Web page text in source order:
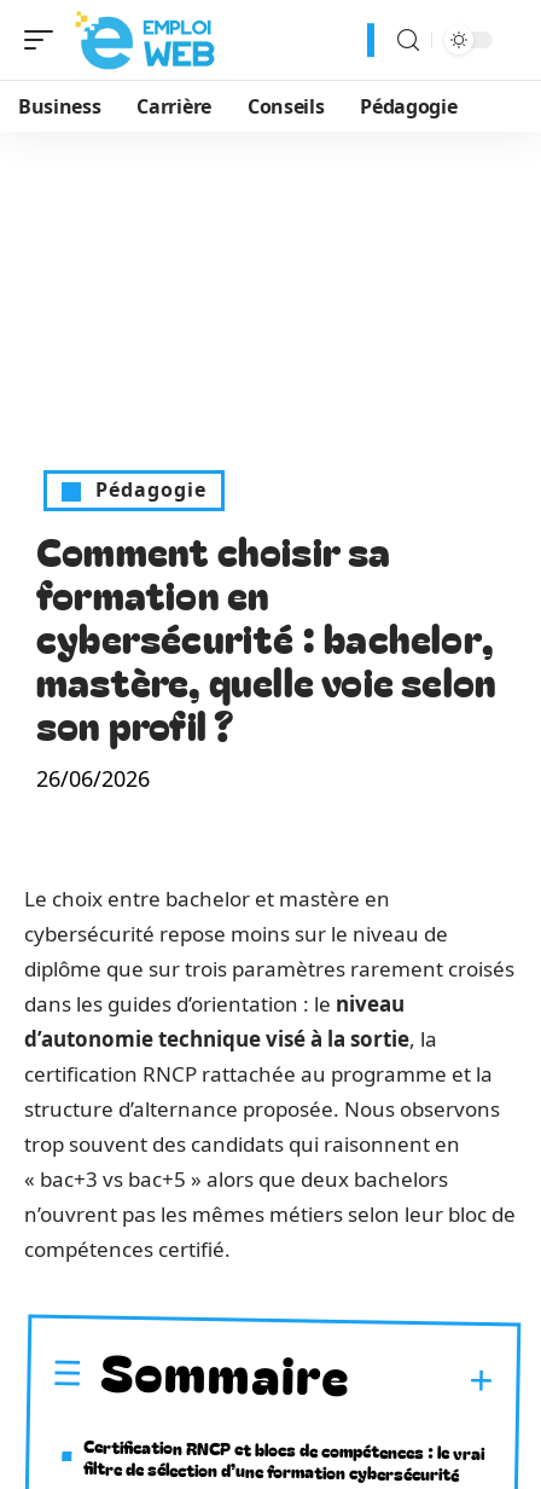
Business Carrière Conseils Pédagogie
Pédagogie
Comment choisir sa
formation en
cybersécurité : bachelor,
mastère, quelle voie selon
son profil ?
26/06/2026
Le choix entre bachelor et mastère en
cybersécurité repose moins sur le niveau de
diplôme que sur trois paramètres rarement croisés
dans les guides d’orientation : le niveau
d’autonomie technique visé à la sortie, la
certification RNCP rattachée au programme et la
structure d’alternance proposée. Nous observons
trop souvent des candidats qui raisonnent en
« bac+3 vs bac+5 » alors que deux bachelors
n’ouvrent pas les mêmes métiers selon leur bloc de
compétences certifié.
Sommaire
Certification RNCP et blocs de compétences : le vrai
filtre de sélection d’une formation cybersécurité